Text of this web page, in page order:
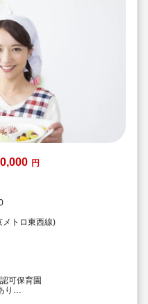
円
メトロ東西線)
可保育園
り